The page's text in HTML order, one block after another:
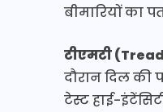
बीमारियों का
टीएमटी
दौरान दिल की
टेस्ट हाई-